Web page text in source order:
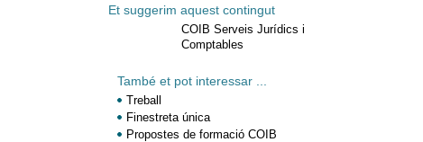
Et suggerim aquest contingut
COIB Serveis Jurídics i
Comptables
També et pot interessar ...
Treball
Finestreta única
Propostes de formació COIB